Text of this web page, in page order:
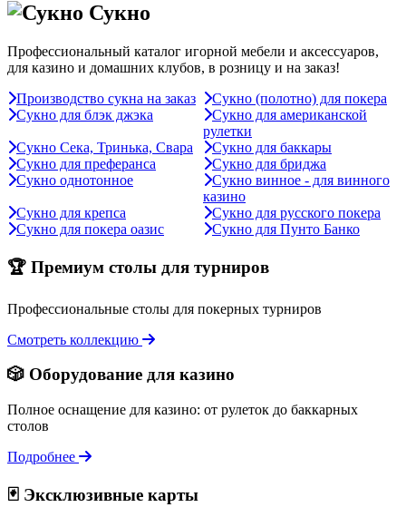
Сукно
Профессиональный каталог игорной мебели и аксессуаров,
для казино и домашних клубов, в розницу и на заказ!
Производство сукна на заказ
Сукно (полотно) для покера
Сукно для блэк джэка
Сукно для американской
рулетки
Сукно Сека, Тринька, Свара
Сукно для баккары
Сукно для преферанса
Сукно для бриджа
Сукно однотонное
Сукно винное - для винного
казино
Сукно для крепса
Сукно для русского покера
Сукно для покера оазис
Сукно для Пунто Банко
🏆 Премиум столы для турниров
Профессиональные столы для покерных турниров
Смотреть коллекцию
🎲 Оборудование для казино
Полное оснащение для казино: от рулеток до баккарных
столов
Подробнее
🃏 Эксклюзивные карты